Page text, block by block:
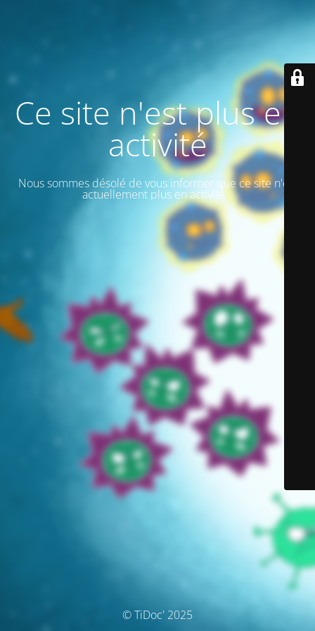
Ce site n'est plus en
activité
Nous sommes désolé de vous informer que ce site n'est
actuellement plus en activité.
© TiDoc' 2025